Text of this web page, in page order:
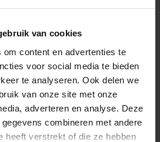
van cookies
om content en advertenties te
voor social media te bieden
te analyseren. Ook delen we
van onze site met onze
adverteren en analyse. Deze
combineren met andere
heeft verstrekt of die ze hebben
voor de Jurist in de Zorg